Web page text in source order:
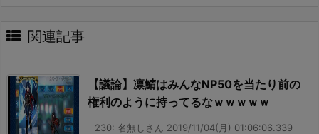
関連記事
【議論】凛鯖はみんなNP50を当たり前の
権利のように持ってるなｗｗｗｗｗ
230: 名無しさん 2019/11/04(月) 01:06:06.339